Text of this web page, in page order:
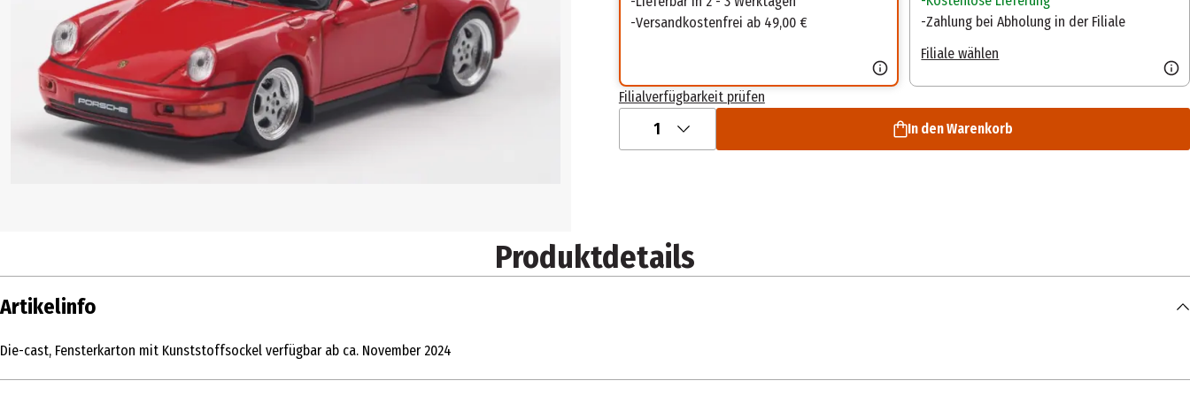
Versandkostenfrei ab 49,00 €
Zahlung bei Abholung in der Filiale
Filiale wählen
Filialverfügbarkeit prüfen
1 In den Warenkorb
Produktdetails
Artikelinfo
Die-cast, Fensterkarton mit Kunststoffsockel verfügbar ab ca. November 2024